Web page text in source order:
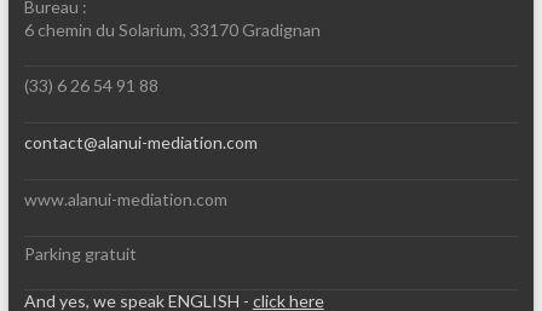
Bureau :
6 chemin du Solarium, 33170 Gradignan
(33) 6 26 54 91 88
contact@alanui-mediation.com
www.alanui-mediation.com
Parking gratuit
And yes, we speak ENGLISH - click here